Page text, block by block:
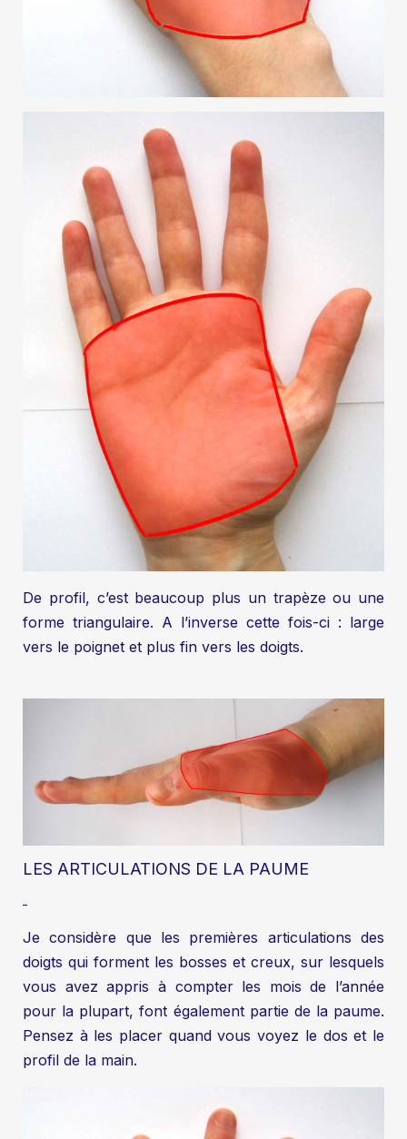
De profil, c’est beaucoup plus un trapèze ou une
forme triangulaire. A l’inverse cette fois-ci : large
vers le poignet et plus fin vers les doigts.
LES ARTICULATIONS DE LA PAUME
Je considère que les premières articulations des
doigts qui forment les bosses et creux, sur lesquels
vous avez appris à compter les mois de l’année
pour la plupart, font également partie de la paume.
Pensez à les placer quand vous voyez le dos et le
profil de la main.